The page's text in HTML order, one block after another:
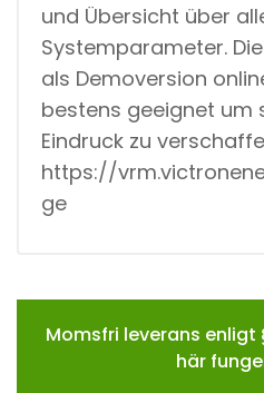
und Übersicht über
Systemparameter.
als Demoversion
bestens geeignet um
Eindruck zu
https://
ge
Momsfri leverans enligt
här